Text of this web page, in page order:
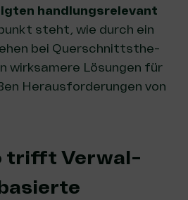
hand­lungs­re­le­vant
steht, wie durch ein
bei Quer­schnitts­the­
wirk­sa­me­re Lösun­gen für
Her­aus­for­de­run­gen von
trifft Ver­wal­